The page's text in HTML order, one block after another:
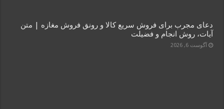
دعای مجرب برای فروش سریع کالا و رونق فروش مغازه | متن
آیات، روش انجام و فضیلت
آگوست 6, 2026